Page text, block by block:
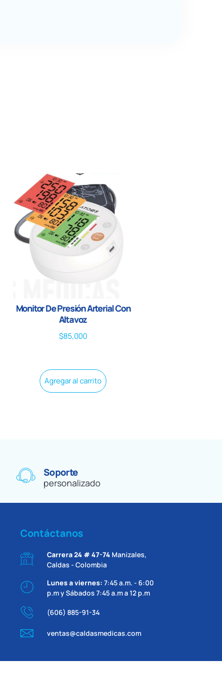
Monitor De Presión Arterial Con
Altavoz
$85,000
Agregar al carrito
Soporte
personalizado
Contáctanos
Carrera 24 # 47-74 Manizales,
Caldas - Colombia
Lunes a viernes: 7:45 a.m. - 6:00
p.m y Sábados 7:45 a.m a 12 p.m
(606) 885-91-34
ventas@caldasmedicas.com